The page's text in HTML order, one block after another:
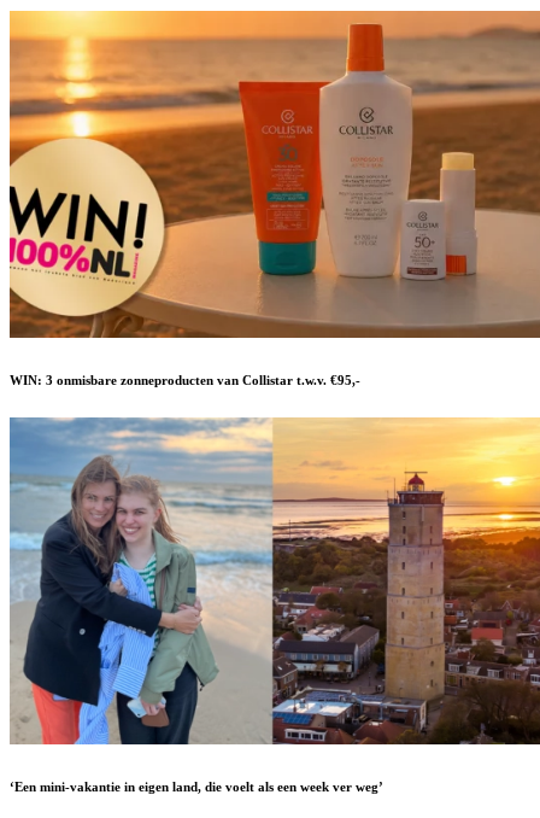
WIN: 3 onmisbare zonneproducten van Collistar t.w.v. €95,-
‘Een mini-vakantie in eigen land, die voelt als een week ver weg’